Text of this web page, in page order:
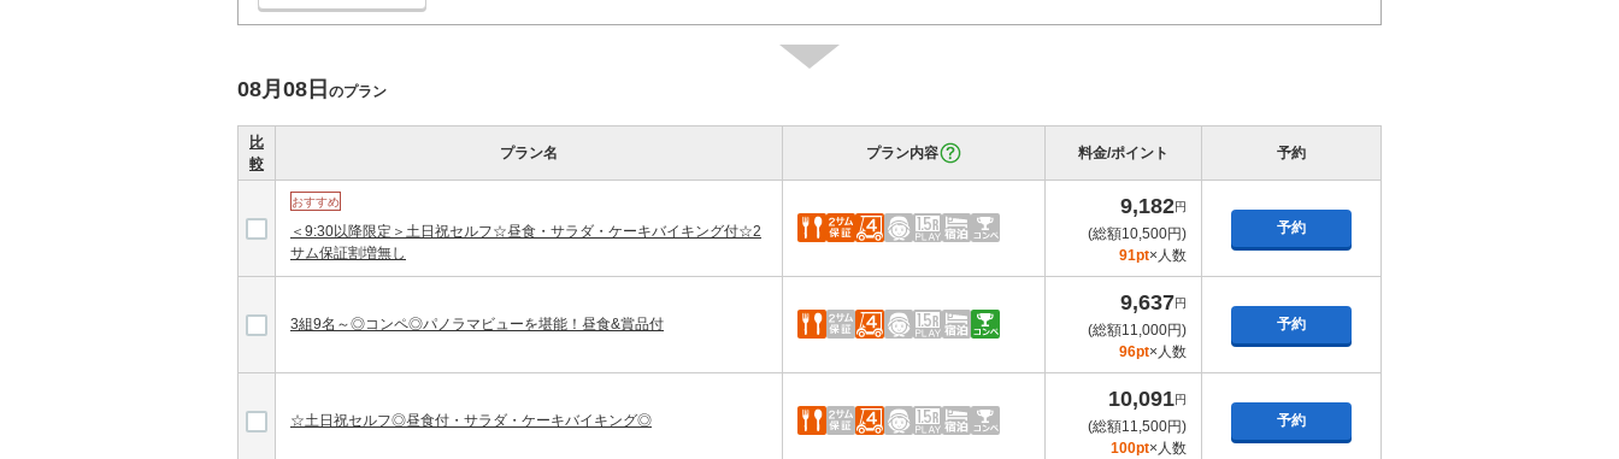
08月08日 のプラン
比
較
プラン名 プラン内容 料金/ポイント 予約
おすすめ
＜9:30以降限定＞土日祝セルフ☆昼食・サラダ・ケーキバイキング付☆2
サム保証割増無し
9,182円
(総額10,500円)
91pt×人数
予約
3組9名～◎コンペ◎パノラマビューを堪能！昼食&賞品付
9,637円
(総額11,000円)
96pt×人数
予約
☆土日祝セルフ◎昼食付・サラダ・ケーキバイキング◎
10,091円
(総額11,500円)
100pt×人数
予約